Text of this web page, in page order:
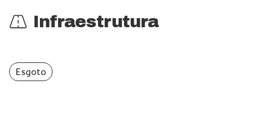
Infraestrutura
Esgoto